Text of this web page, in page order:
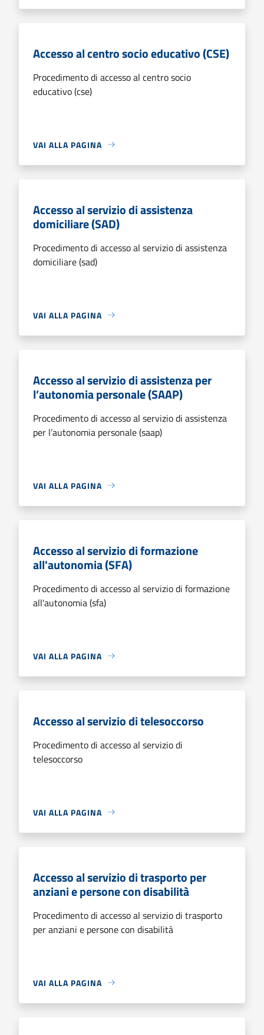
Accesso al centro socio educativo (CSE)
Procedimento di accesso al centro socio
educativo (cse)
VAI ALLA PAGINA
Accesso al servizio di assistenza
domiciliare (SAD)
Procedimento di accesso al servizio di assistenza
domiciliare (sad)
VAI ALLA PAGINA
Accesso al servizio di assistenza per
l’autonomia personale (SAAP)
Procedimento di accesso al servizio di assistenza
per l’autonomia personale (saap)
VAI ALLA PAGINA
Accesso al servizio di formazione
all'autonomia (SFA)
Procedimento di accesso al servizio di formazione
all'autonomia (sfa)
VAI ALLA PAGINA
Accesso al servizio di telesoccorso
Procedimento di accesso al servizio di
telesoccorso
VAI ALLA PAGINA
Accesso al servizio di trasporto per
anziani e persone con disabilità
Procedimento di accesso al servizio di trasporto
per anziani e persone con disabilità
VAI ALLA PAGINA